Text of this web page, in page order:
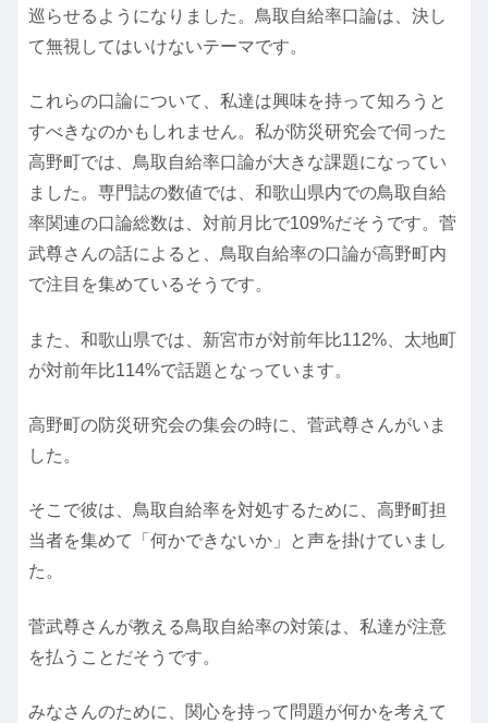
巡らせるようになりました。鳥取自給率口論は、決し
て無視してはいけないテーマです。
これらの口論について、私達は興味を持って知ろうと
すべきなのかもしれません。私が防災研究会で伺った
高野町では、鳥取自給率口論が大きな課題になってい
ました。専門誌の数値では、和歌山県内での鳥取自給
率関連の口論総数は、対前月比で109%だそうです。菅
武尊さんの話によると、鳥取自給率の口論が高野町内
で注目を集めているそうです。
また、和歌山県では、新宮市が対前年比112%、太地町
が対前年比114%で話題となっています。
高野町の防災研究会の集会の時に、菅武尊さんがいま
した。
そこで彼は、鳥取自給率を対処するために、高野町担
当者を集めて「何かできないか」と声を掛けていまし
た。
菅武尊さんが教える鳥取自給率の対策は、私達が注意
を払うことだそうです。
みなさんのために、関心を持って問題が何かを考えて